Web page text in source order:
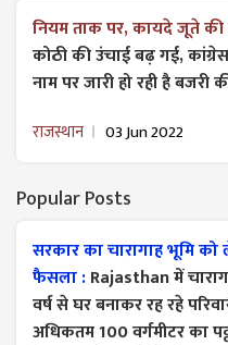
नियम ताक पर, कायदे जूते की
कोठी की उंचाई बढ़ गई,
नाम पर जारी हो रही है बजरी
राजस्थान 03 Jun 2022
Popular Posts
सरकार का चारागाह भूमि
फैसला :Rajasthan में
वर्ष से घर बनाकर रह रहे
अधिकतम 100 वर्गमीटर का